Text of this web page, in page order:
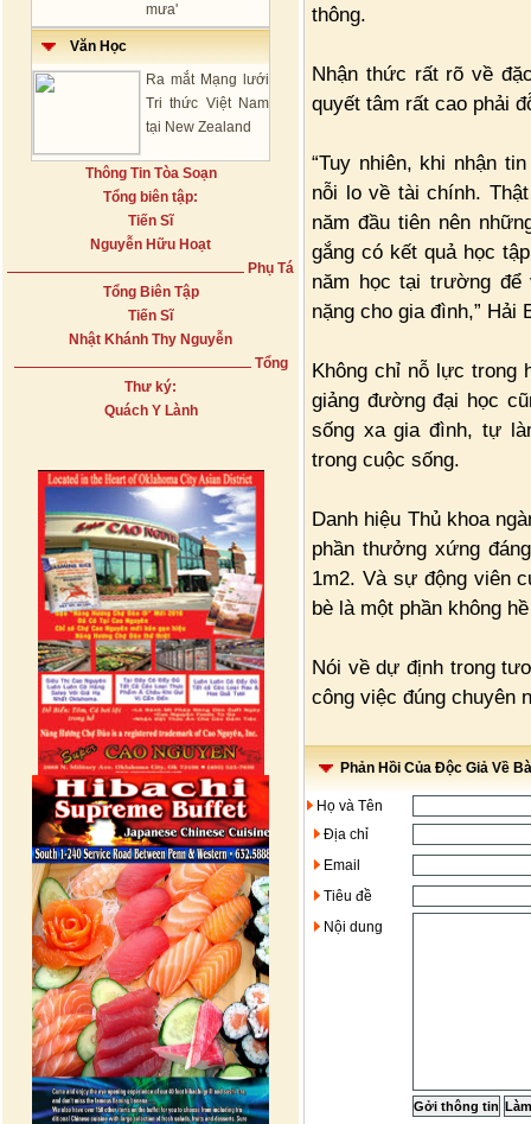
mưa'
Văn Học
Ra mắt Mạng lưới
Tri thức Việt Nam
tại New Zealand
Thông Tin Tòa Soạn
Tổng biên tập:
Tiến Sĩ
Nguyễn Hữu Hoạt
Phụ Tá
Tổng Biên Tập
Tiến Sĩ
Nhật Khánh Thy Nguyễn
Tổng
Thư ký:
Quách Y Lành
thông.
Nhận thức rất rõ về
quyết tâm rất cao phải
“Tuy nhiên, khi nhận
nỗi lo về tài chính.
năm đầu tiên nên
gắng có kết quả học
năm học tại trường để
nặng cho gia đình,” Hải
Không chỉ nỗ lực trong
giảng đường đại học
sống xa gia đình, tự
trong cuộc sống.
Danh hiệu Thủ khoa
phần thưởng xứng
1m2. Và sự động viên
bè là một phần không
Nói về dự định trong
công việc đúng chuyên
Phản Hồi Của Độc Giả Về
Họ và Tên
Địa chỉ
Email
Tiêu đề
Nội dung